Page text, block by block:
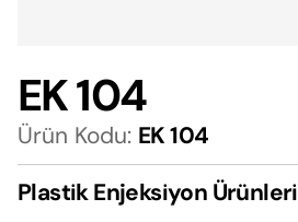
EK 104
Ürün Kodu: EK 104
Plastik Enjeksiyon Ürünleri